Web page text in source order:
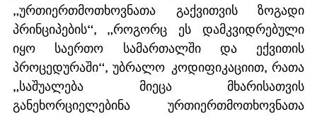
„ურთიერთმოთხოვნათა გაქვითვის ზოგადი
პრინციპების“, „როგორც ეს დამკვიდრებული
იყო საერთო სამართალში და ექვითის
პროცედურაში“, უბრალო კოდიფიკაციით, რათა
„საშუალება მიეცა მხარისათვის
განეხორციელებინა ურთიერთმოთხოვნათა